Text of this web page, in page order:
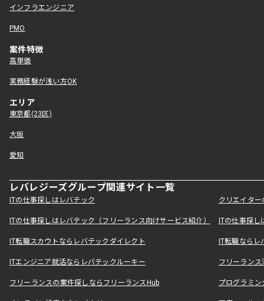
インフラエンジニア
PMO
案件特徴
高単価
実務経験が浅い方OK
エリア
東京都(23区)
大阪
愛知
レバレジーズグループ関連サイト一覧
ITの仕事探しはレバテック クリエイタ
ITの仕事探しはレバテック（フリーランス向けサービス紹介） ITの仕事探
IT転職スカウトならレバテックダイレクト IT転職なら
ITエンジニア就活ならレバテックルーキー フリーラン
フリーランスの案件探しならフリーランスHub プログラミ